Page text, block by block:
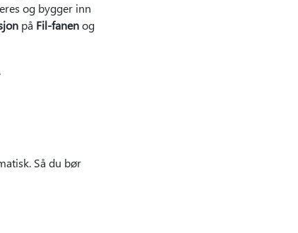
og bygger inn
på Fil-fanenog
Så du bør